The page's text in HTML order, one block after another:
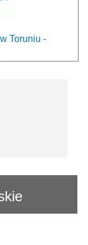
Toruniu -